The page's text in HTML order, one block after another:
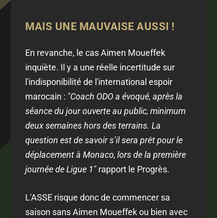
MAIS UNE MAUVAISE AUSSI !
En revanche, le cas Aimen Moueffek
inquiète. Il y a une réelle incertitude sur
l'indisponibilité de l'international espoir
marocain : "Coach ODO a évoqué, après la
séance du jour ouverte au public, minimum
deux semaines hors des terrains. La
question est de savoir s’il sera prêt pour le
déplacement à Monaco, lors de la première
journée de Ligue 1" rapport le Progrès.
L'ASSE risque donc de commencer sa
saison sans Aimen Moueffek ou bien avec